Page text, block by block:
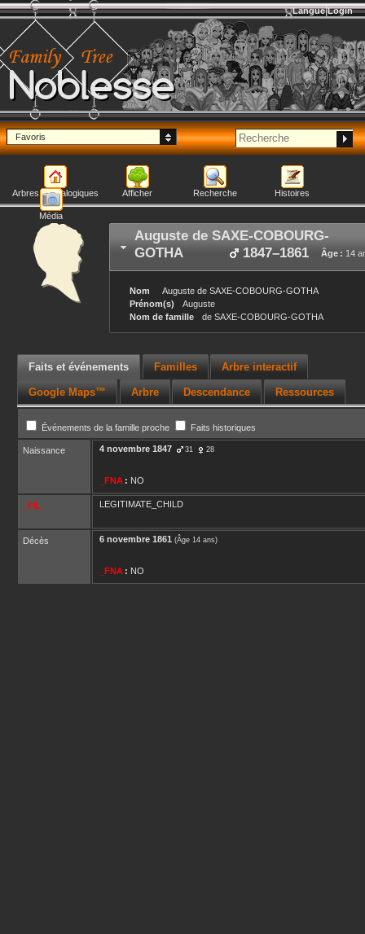
Noblesse
Langue Login
Favoris
Arbres généalogiques Afficher Recherche Histoires
Média
Auguste de SAXE-COBOURG-
GOTHA
Âge : 14
1847–1861
Nom Auguste de SAXE-COBOURG-GOTHA
Prénom(s)
Auguste
Nom de famille
de SAXE-COBOURG-GOTHA
Faits et événements Familles Arbre interactif
Google Maps™ Arbre Descendance Ressources
Événements de la famille proche Faits historiques
Naissance 4 novembre 1847 31 28
_FNA : NO
_FIL LEGITIMATE_CHILD
Décès 6 novembre 1861 (Âge 14 ans)
_FNA : NO